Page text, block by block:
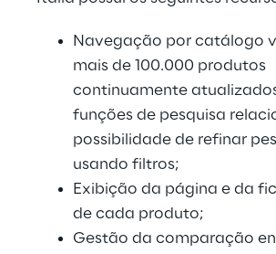
Navegação por catálogo
mais de 100.000 produtos
continuamente
funções de pesquisa
possibilidade de refinar
usando filtros;
Exibição da página e da
de cada produto;
Gestão da comparação